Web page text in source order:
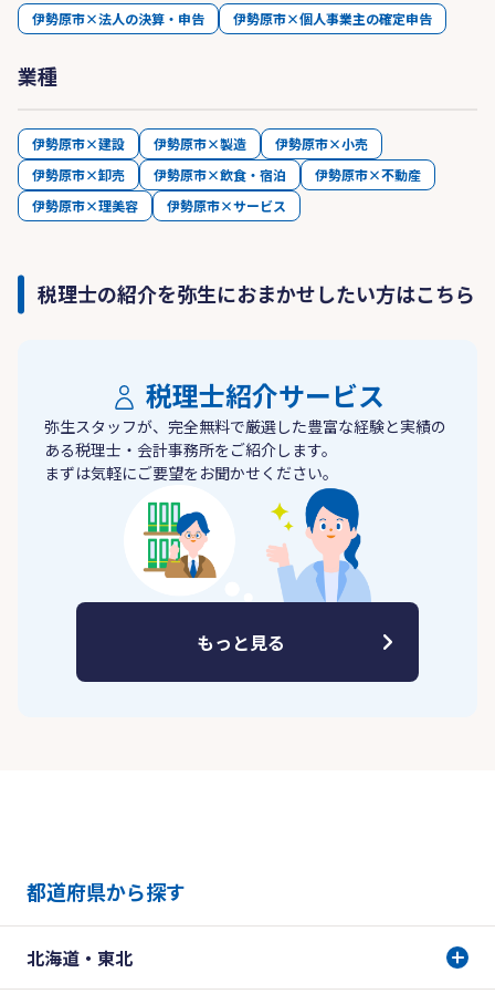
伊勢原市×法人の決算・申告 伊勢原市×個人事業主の確定申告
業種
伊勢原市×建設 伊勢原市×製造
伊勢原市×小売
伊勢原市×卸売
伊勢原市×飲食・宿泊
伊勢原市×不動産
伊勢原市×理美容
伊勢原市×サービス
税理士の紹介を弥生におまかせしたい方はこちら
税理士紹介サービス
弥生スタッフが、完全無料で厳選した豊富な経験と実績の
ある税理士・会計事務所をご紹介します。
まずは気軽にご要望をお聞かせください。
もっと見る
都道府県から探す
北海道・東北